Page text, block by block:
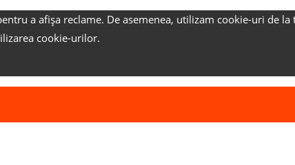
a afișa reclame. De asemenea, utilizam cookie-uri de
cookie-urilor.